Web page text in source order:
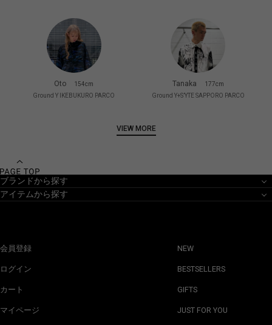
Oto
154cm
Ground Y IKEBUKURO PARCO
Tanaka
177cm
Ground Y+S’YTE SAPPORO PARCO
VIEW MORE
ブランドから探す
アイテムから探す
会員登録
ログイン
カート
マイページ
NEW
BESTSELLERS
GIFTS
JUST FOR YOU